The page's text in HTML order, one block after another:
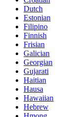
Dutch
Estonian
Filipino
Finnish
Frisian
Galician
Georgian
Gujarati
Haitian
Hausa
Hawaiian
Hebrew